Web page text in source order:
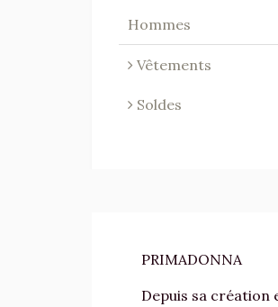
Hommes
Vêtements
Soldes
PRIMADONNA
Depuis sa création